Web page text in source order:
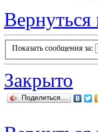
Вернуться
Показать сообщения за:
Закрыто
Поделиться…